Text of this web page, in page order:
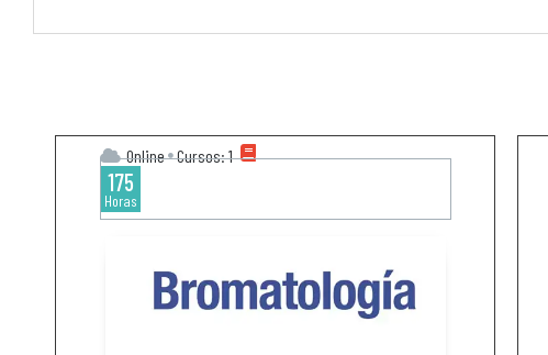
Online Cursos: 1
175
Horas